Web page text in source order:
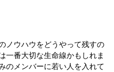
ノウハウをどうやって残すの
一番大切な生命線かもしれま
のメンバーに若い人を入れて